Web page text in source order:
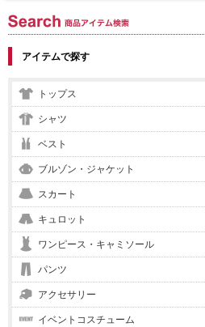
商品アイテム検索
アイテムで探す
トップス
シャツ
ベスト
ブルゾン・ジャケット
スカート
キュロット
ワンピース・キャミソール
パンツ
アクセサリー
イベントコスチューム